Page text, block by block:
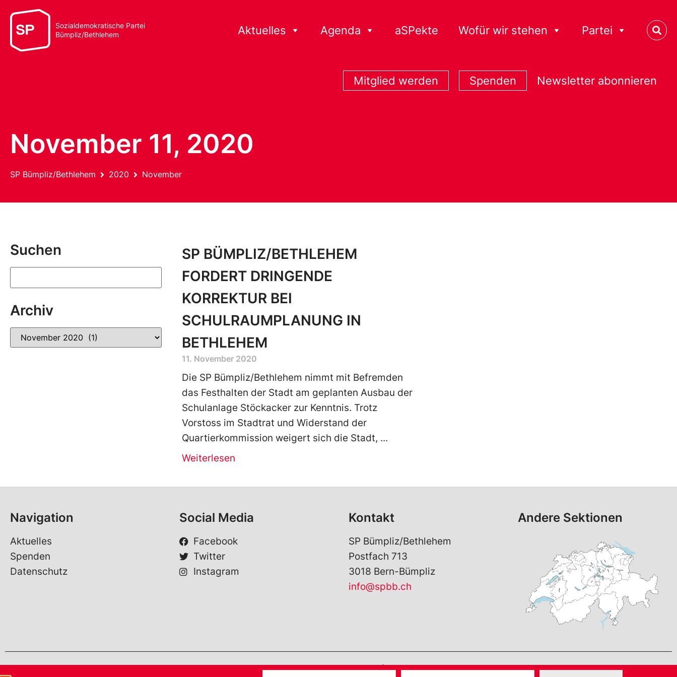
Sozialdemokratische Partei
Bümpliz/Bethlehem
Aktuelles Agenda aSPekte Wofür wir stehen Partei
Mitglied werden Spenden Newsletter abonnieren
November 11, 2020
SP Bümpliz/Bethlehem 2020 November
Suchen
Archiv
SP BÜMPLIZ/BETHLEHEM
FORDERT DRINGENDE
KORREKTUR BEI
SCHULRAUMPLANUNG IN
BETHLEHEM
11. November 2020
Die SP Bümpliz/Bethlehem nimmt mit Befremden
das Festhalten der Stadt am geplanten Ausbau der
Schulanlage Stöckacker zur Kenntnis. Trotz
Vorstoss im Stadtrat und Widerstand der
Quartierkommission weigert sich die Stadt,
Weiterlesen
Navigation
Aktuelles
Spenden
Datenschutz
Social Media
Facebook
Twitter
Instagram
Kontakt
SP Bümpliz/Bethlehem
Postfach 713
3018 Bern-Bümpliz
info@spbb.ch
Andere Sektionen
© Copyright2026SP Bümpliz/Bethlehem | realisiert vonpr24